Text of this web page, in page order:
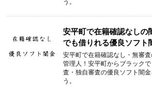
う。
安平町で在籍確認なしの
でも借りれる優良ソフト
安平町で在籍確認なし・無審
管理人！安平町からブラック
査・独自審査の優良ソフト闇
う。